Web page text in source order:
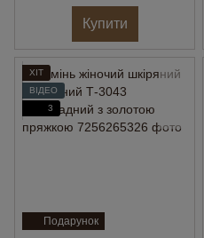
Купити
Подарунок
ХІТ
ВІДЕО
3